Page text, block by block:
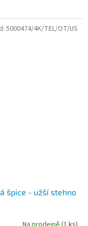
špice - užší stehno
5000474/4K/TEL/OT/US